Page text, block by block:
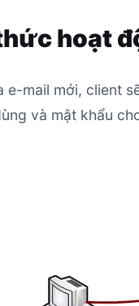
hoạt
e-mail mới, client
và mật khẩu